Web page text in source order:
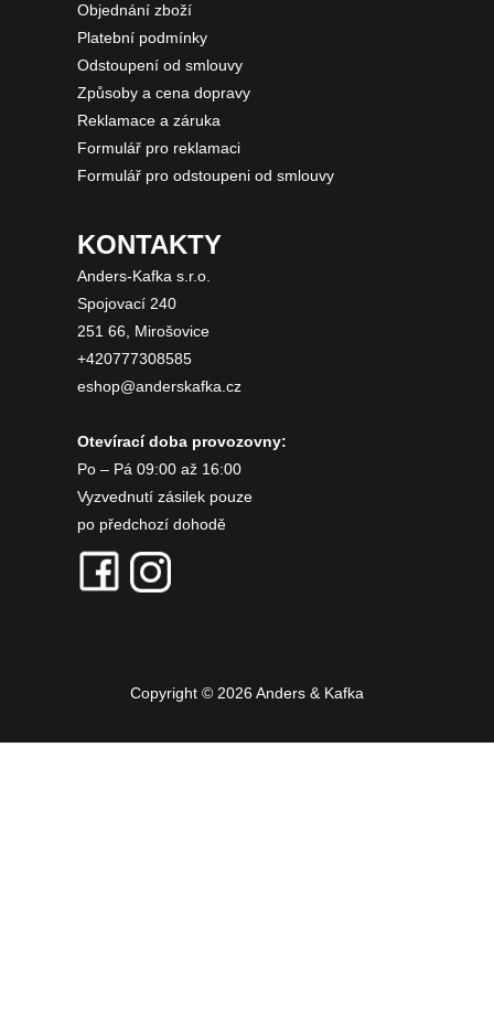
Objednání zboží
Platební podmínky
Odstoupení od smlouvy
Způsoby a cena dopravy
Reklamace a záruka
Formulář pro reklamaci
Formulář pro odstoupeni od smlouvy
KONTAKTY
Anders-Kafka s.r.o.
Spojovací 240
251 66, Mirošovice
+420777308585
eshop@anderskafka.cz
Otevírací doba provozovny:
Po – Pá 09:00 až 16:00
Vyzvednutí zásilek pouze
po předchozí dohodě
Copyright © 2026 Anders & Kafka